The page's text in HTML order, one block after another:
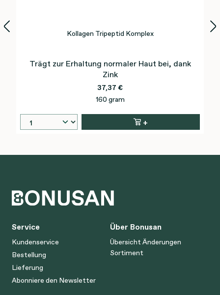
Kollagen Tripeptid Komplex
Trägt zur Erhaltung normaler Haut bei, dank
Zink
37,37 €
160 gram
+
Service
Kundenservice
Bestellung
Lieferung
Abonniere den Newsletter
Über Bonusan
Übersicht Änderungen
Sortiment